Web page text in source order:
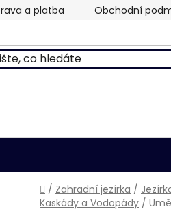
a platba Obchodní
Domů
/ Zahradní jezírka /
Kaskády a Vodopády /